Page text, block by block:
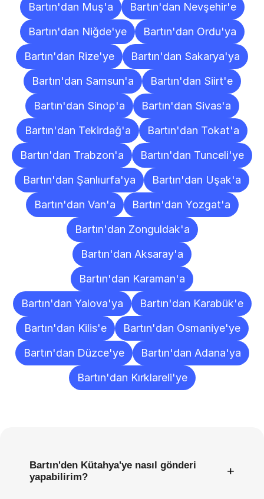
Bartın'dan Muş'a
Bartın'dan Nevşehir'e
Bartın'dan Niğde'ye
Bartın'dan Ordu'ya
Bartın'dan Rize'ye
Bartın'dan Sakarya'ya
Bartın'dan Samsun'a
Bartın'dan Siirt'e
Bartın'dan Sinop'a
Bartın'dan Sivas'a
Bartın'dan Tekirdağ'a
Bartın'dan Tokat'a
Bartın'dan Trabzon'a
Bartın'dan Tunceli'ye
Bartın'dan Şanlıurfa'ya
Bartın'dan Uşak'a
Bartın'dan Van'a
Bartın'dan Yozgat'a
Bartın'dan Zonguldak'a
Bartın'dan Aksaray'a
Bartın'dan Karaman'a
Bartın'dan Yalova'ya
Bartın'dan Karabük'e
Bartın'dan Kilis'e
Bartın'dan Osmaniye'ye
Bartın'dan Düzce'ye
Bartın'dan Adana'ya
Bartın'dan Kırklareli'ye
Bartın'den Kütahya'ye nasıl gönderi
yapabilirim?
+